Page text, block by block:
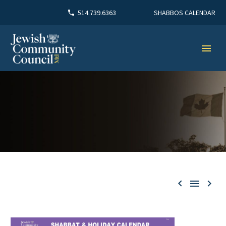
514.739.6363 SHABBOS CALENDAR
  